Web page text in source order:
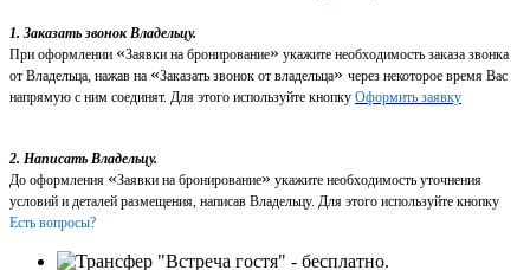
1. Заказать звонок Владельцу.
При оформлении «Заявки на бронирование» укажите необходимость заказа звонка
от Владельца, нажав на «Заказать звонок от владельца» через некоторое время Вас
напрямую с ним соединят. Для этого используйте кнопку Оформить заявку
2. Написать Владельцу.
До оформления «Заявки на бронирование» укажите необходимость уточнения
условий и деталей размещения, написав Владельцу. Для этого используйте кнопку
Есть вопросы?